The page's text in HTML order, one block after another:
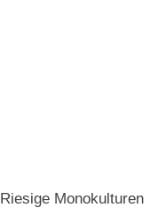
Riesige Monokulturen